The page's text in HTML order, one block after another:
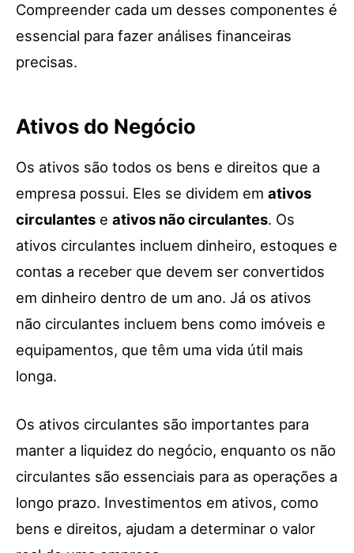
Compreender cada um desses componentes é
essencial para fazer análises financeiras
precisas.
Ativos do Negócio
Os ativos são todos os bens e direitos que a
empresa possui. Eles se dividem em ativos
circulantes e ativos não circulantes. Os
ativos circulantes incluem dinheiro, estoques e
contas a receber que devem ser convertidos
em dinheiro dentro de um ano. Já os ativos
não circulantes incluem bens como imóveis e
equipamentos, que têm uma vida útil mais
longa.
Os ativos circulantes são importantes para
manter a liquidez do negócio, enquanto os não
circulantes são essenciais para as operações a
longo prazo. Investimentos em ativos, como
bens e direitos, ajudam a determinar o valor